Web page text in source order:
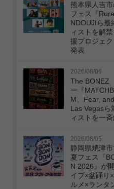
熊本県人吉
フェス『
NDOUJIら最
ィストを解
援プロジェ
発表
2026/08/06
The BONEZ
ー『
M、Fear,
Las Vegasら
ィストを一
2026/08/05
静岡県焼津
夏フェス『
N 2026』が
イブ×盆踊り
ルメ×ランタ